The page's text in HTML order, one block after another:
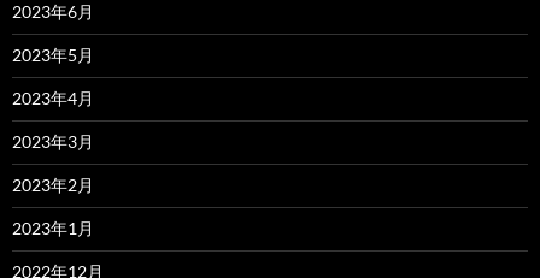
2023年6月
2023年5月
2023年4月
2023年3月
2023年2月
2023年1月
2022年12月